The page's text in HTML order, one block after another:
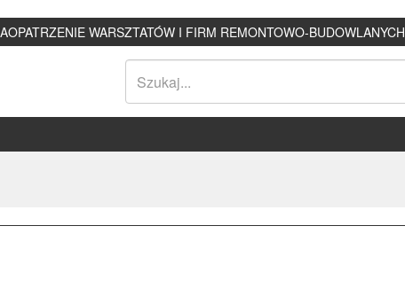
WARSZTATÓW I FIRM REMONTOWO-BUDOWLANYCH